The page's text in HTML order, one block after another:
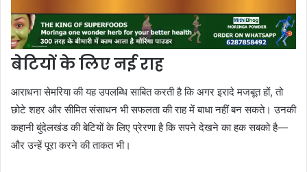
बेटियों के लिए नई राह
आराधना सेमरिया की यह उपलब्धि साबित करती है कि अगर इरादे मजबूत हों, तो
छोटे शहर और सीमित संसाधन भी सफलता की राह में बाधा नहीं बन सकते। उनकी
कहानी बुंदेलखंड की बेटियों के लिए प्रेरणा है कि सपने देखने का हक सबको है—
और उन्हें पूरा करने की ताकत भी।